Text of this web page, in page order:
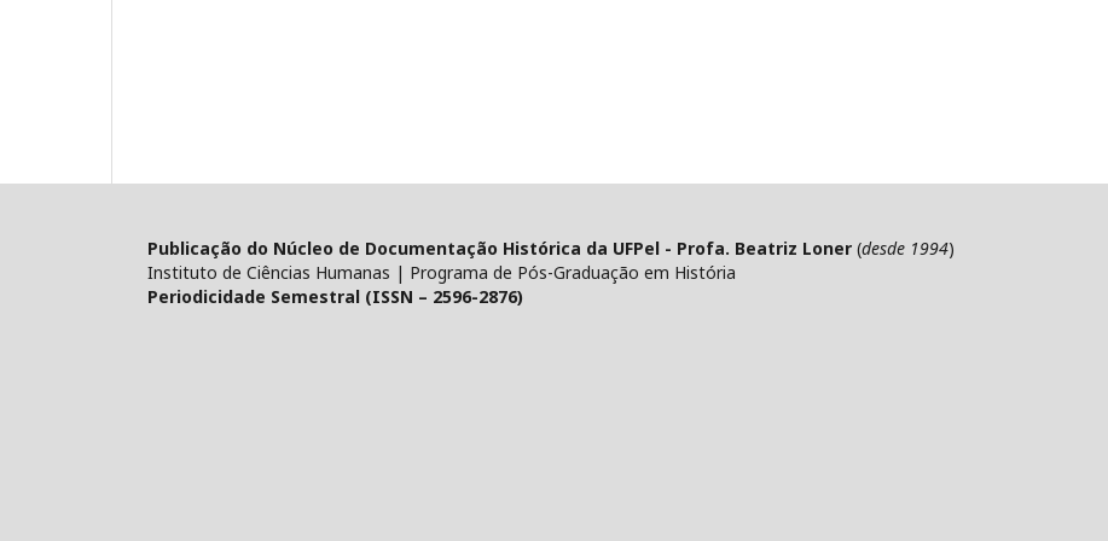
Publicação do Núcleo de Documentação Histórica da UFPel - Profa. Beatriz Loner (desde 1994)
Instituto de Ciências Humanas | Programa de Pós-Graduação em História
Periodicidade Semestral (ISSN – 2596-2876)